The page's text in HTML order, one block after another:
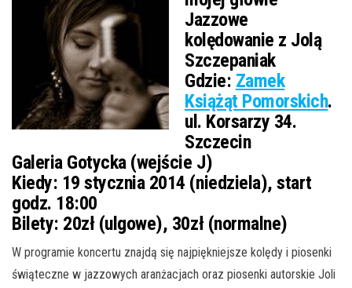
Jazzowe
kolędowanie z Jolą
Szczepaniak
Gdzie: Zamek
Książąt Pomorskich.
ul. Korsarzy 34.
Szczecin
Galeria Gotycka (wejście J)
Kiedy: 19 stycznia 2014 (niedziela), start
godz. 18:00
Bilety: 20zł (ulgowe), 30zł (normalne)
W programie koncertu znajdą się najpiękniejsze kolędy i piosenki
świąteczne w jazzowych aranżacjach oraz piosenki autorskie Joli